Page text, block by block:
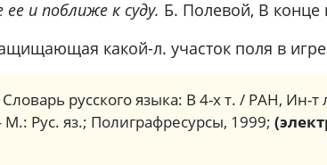
и поближе к суду. Б. Полевой, В конце
какой-л. участок поля в игре
Словарь русского языка: В 4-х т. / РАН, Ин-
Рус. яз.; Полиграфресурсы, 1999;